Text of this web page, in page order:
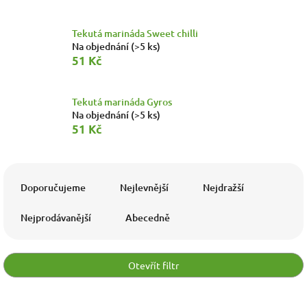
Tekutá marináda Sweet chilli
Na objednání (>5 ks)
51 Kč
Tekutá marináda Gyros
Na objednání (>5 ks)
51 Kč
p
r
Doporučujeme Nejlevnější Nejdražší
Nejprodávanější Abecedně
Otevřít filtr